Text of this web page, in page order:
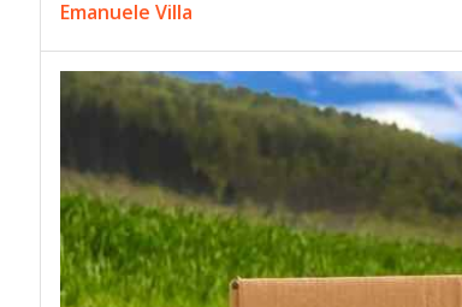
Emanuele Villa